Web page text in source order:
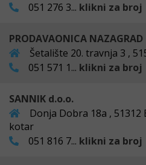
051 276 3... klikni za broj
PRODAVAONICA NAZAGRAD
Šetalište 20. travnja 3 ,
051 571 1... klikni za broj
SANNIK d.o.o.
Donja Dobra 18a ,
kotar
051 816 7... klikni za broj